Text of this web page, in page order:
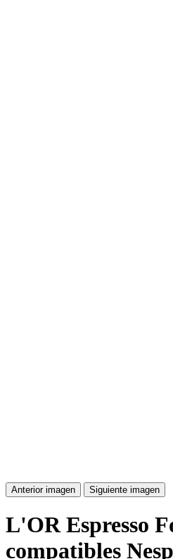
Anterior imagen Siguiente imagen
L'OR Espresso
compatibles